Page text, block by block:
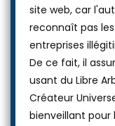
site web, car
reconnaît pas
entreprises
De ce fait, il
usant du Libre
Créateur
bienveillant